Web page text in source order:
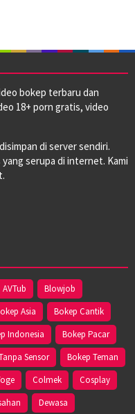
bokep terbaru dan
18+ porn gratis, video
di server sendiri.
serupa di internet. Kami
AVTub
Blowjob
Asia
Bokep Cantik
Indonesia
Bokep Pacar
Sensor
Bokep Teman
Colmek
Cosplay
Dewasa